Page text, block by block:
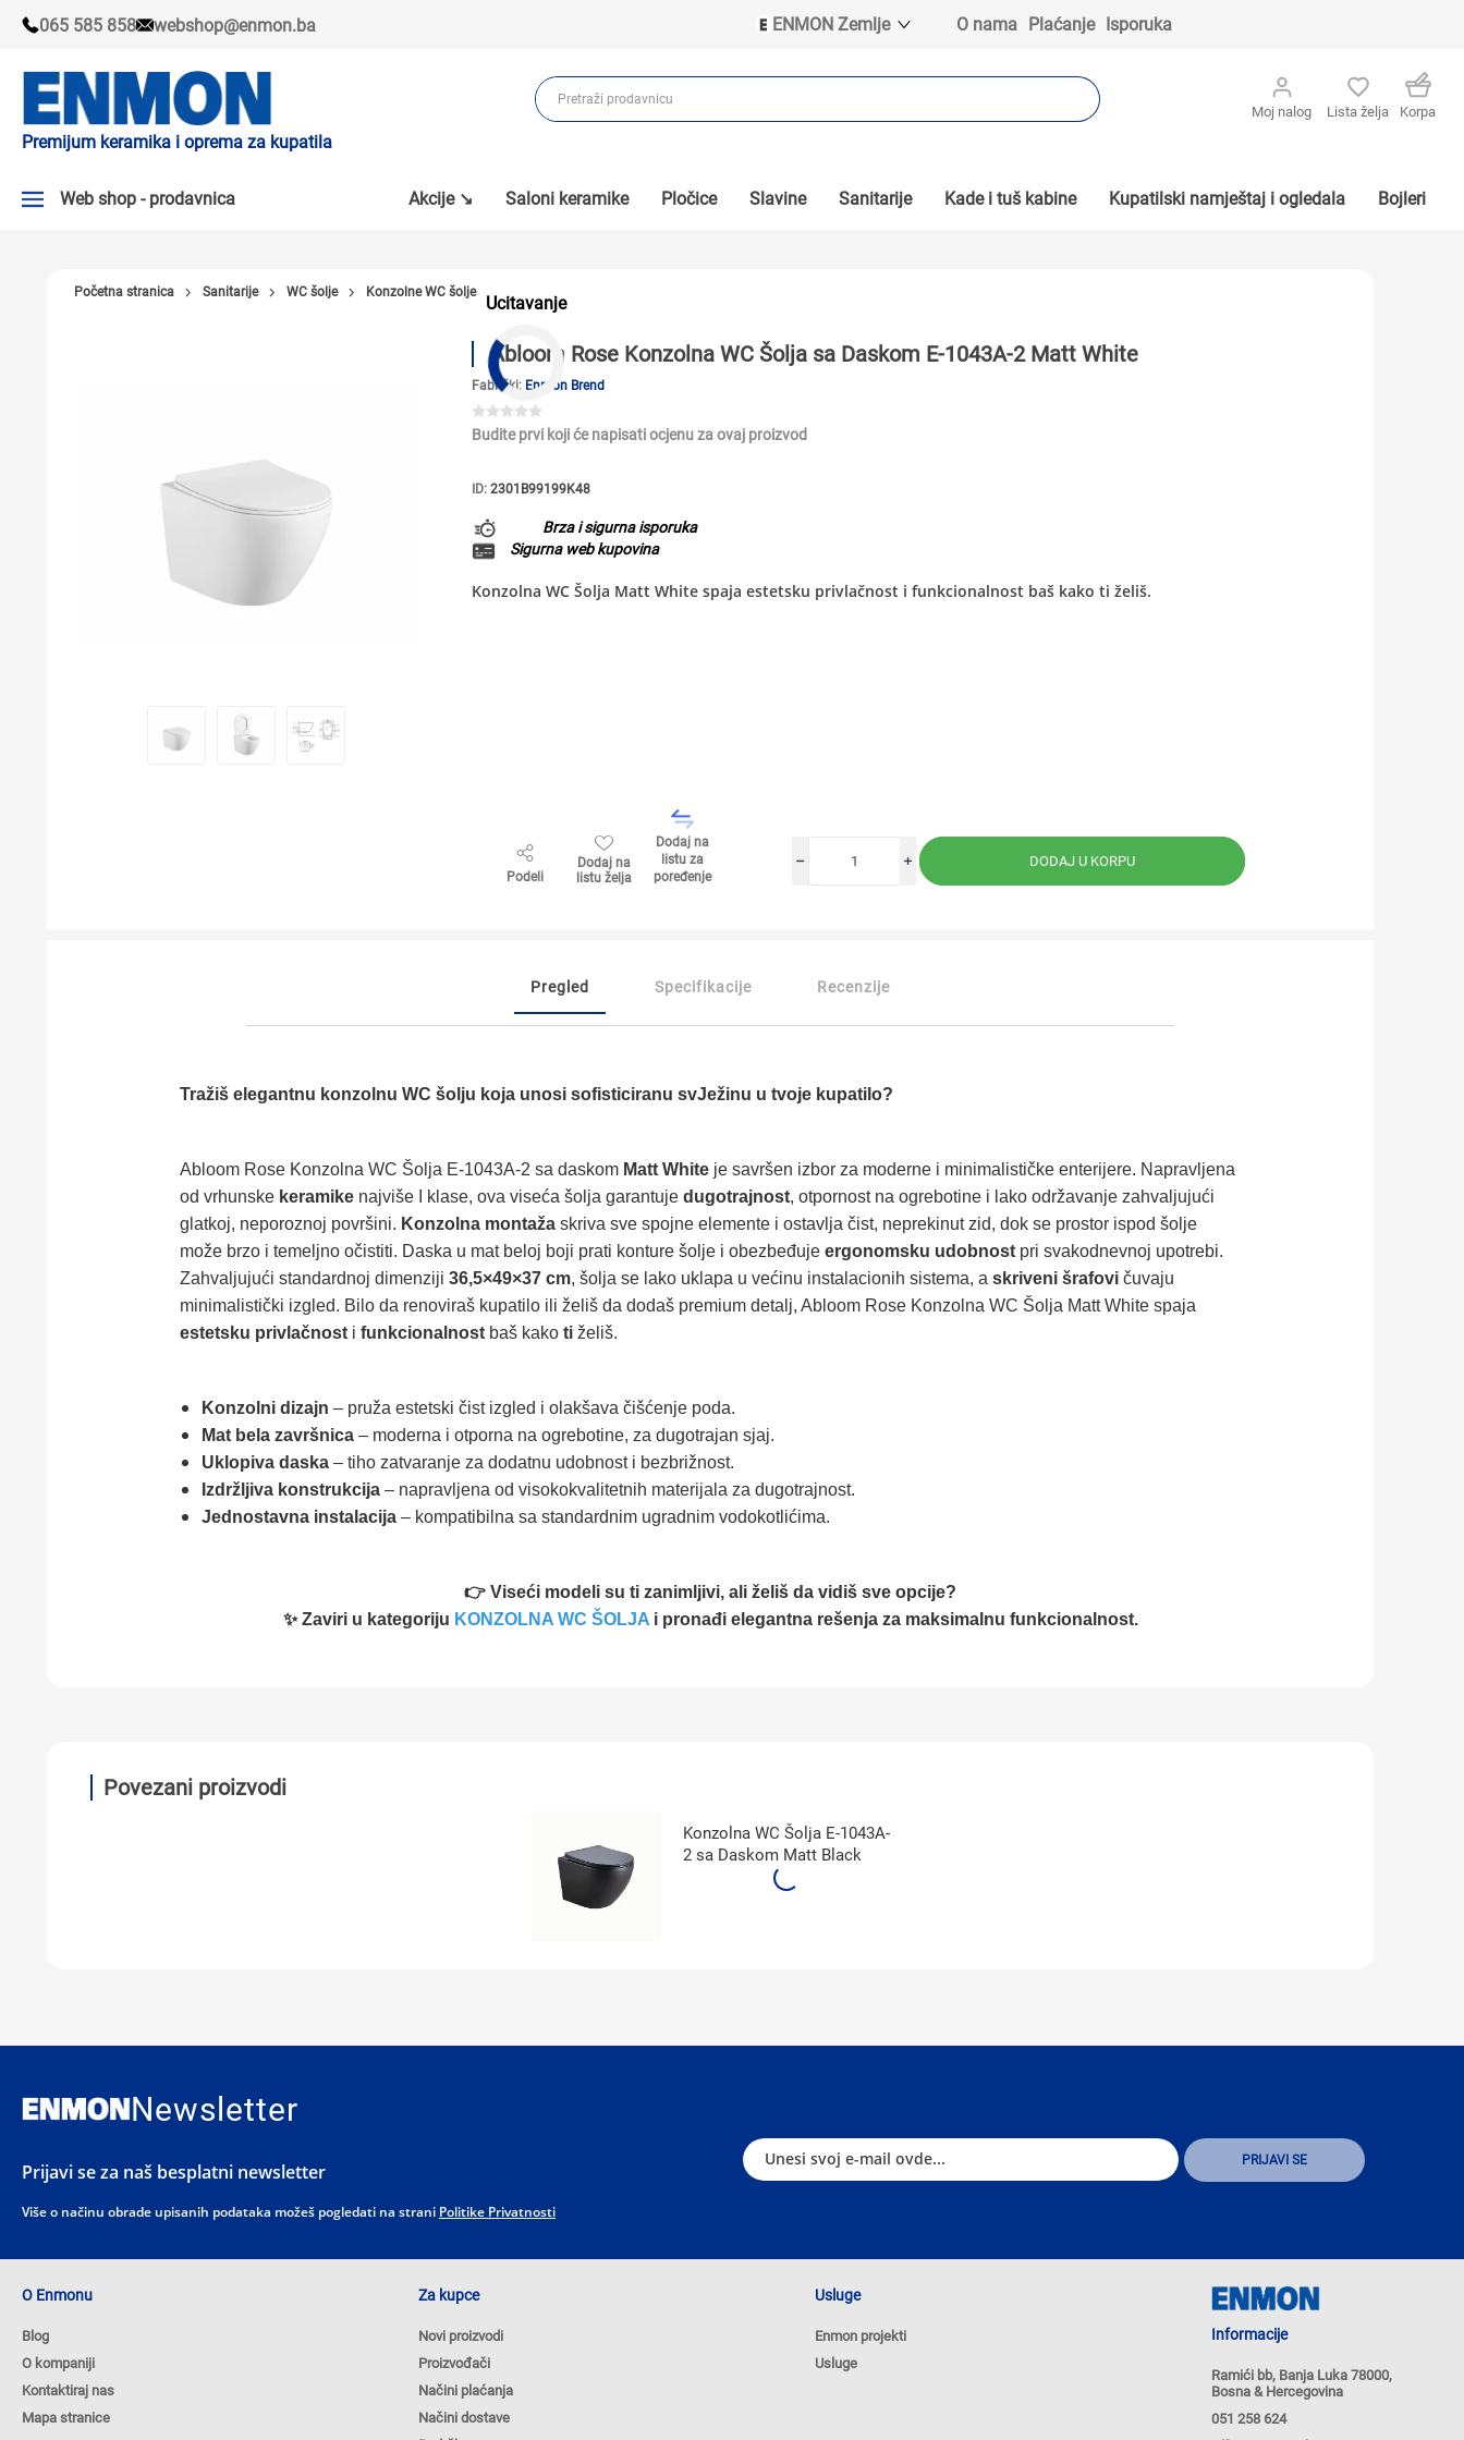
065 585 858 webshop@enmon.ba
ENMON Zemlje
ENMON BIH
ENMON MKD
O nama Plaćanje Isporuka
Premijum keramika i oprema za kupatila
Moj nalog Lista želja Korpa
Web shop - prodavnica
KUPATILSKI NAMJEŠTAJ I OGLEDALA
ODVOD VODE
Akcije ↘ Saloni keramike Pločice Slavine Sanitarije Kade i tuš kabine Kupatilski namještaj i ogledala Bojleri
Ucitavanje
Početna stranica Sanitarije WC šolje Konzolne WC šolje
Abloom Rose Konzolna WC Šolja sa Daskom E-1043A-2 Matt White
Fabrički: Enmon Brend
Budite prvi koji će napisati ocjenu za ovaj proizvod
ID: 2301B99199K48
Brza i sigurna isporuka
Sigurna web kupovina
Konzolna WC Šolja Matt White spaja estetsku privlačnost i funkcionalnost baš kako ti želiš.
Podeli
Dodaj na
listu želja
Dodaj na
listu za
poređenje
i
h
Pregled Specifikacije Recenzije
Tražiš elegantnu konzolnu WC šolju koja unosi sofisticiranu svJežinu u tvoje kupatilo?
Abloom Rose Konzolna WC Šolja E-1043A-2 sa daskom Matt Whiteje savršen izbor za moderne i minimalističke enterijere. Napravljena
od vrhunske keramikenajviše I klase, ova viseća šolja garantuje dugotrajnost, otpornost na ogrebotine i lako održavanje zahvaljujući
glatkoj, neporoznoj površini. Konzolna montažaskriva sve spojne elemente i ostavlja čist, neprekinut zid, dok se prostor ispod šolje
može brzo i temeljno očistiti. Daska u mat beloj boji prati konture šolje i obezbeđuje ergonomsku udobnostpri svakodnevnoj upotrebi.
Zahvaljujući standardnoj dimenziji 36,5×49×37 cm, šolja se lako uklapa u većinu instalacionih sistema, a skriveni šrafovičuvaju
minimalistički izgled. Bilo da renoviraš kupatilo ili želiš da dodaš premium detalj, Abloom Rose Konzolna WC Šolja Matt White spaja
estetsku privlačnosti funkcionalnostbaš kako tiželiš.
Konzolni dizajn – pruža estetski čist izgled i olakšava čišćenje poda.
Mat bela završnica– moderna i otporna na ogrebotine, za dugotrajan sjaj.
Uklopiva daska– tiho zatvaranje za dodatnu udobnost i bezbrižnost.
Izdržljiva konstrukcija– napravljena od visokokvalitetnih materijala za dugotrajnost.
Jednostavna instalacija– kompatibilna sa standardnim ugradnim vodokotlićima.
👉 Viseći modeli su ti zanimljivi, ali želiš da vidiš sve opcije?
✨ Zaviri u kategoriju KONZOLNA WC ŠOLJAi pronađi elegantna rešenja za maksimalnu funkcionalnost.
Povezani proizvodi
Konzolna WC Šolja E-1043A-
2 sa Daskom Matt Black
Newsletter
Prijavi se za naš besplatni newsletter
Više o načinu obrade upisanih podataka možeš pogledati na strani Politike Privatnosti
O Enmonu
Blog
O kompaniji
Kontaktiraj nas
Mapa stranice
Za kupce
Novi proizvodi
Proizvođači
Načini plaćanja
Načini dostave
Usluge
Enmon projekti
Usluge
Informacije
Ramići bb, Banja Luka 78000,
Bosna & Hercegovina
051 258 624